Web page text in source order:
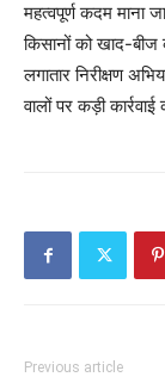
महत्वपूर्ण कदम माना
किसानों को खाद-
लगातार निरीक्षण
वालों पर कड़ी कार्रवाई
Previous article